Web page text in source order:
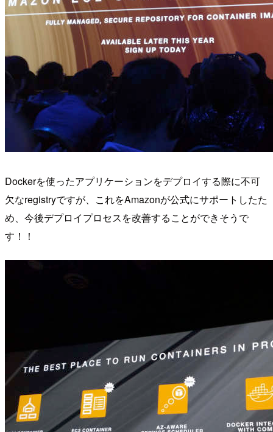
Dockerを使ったアプリケーションをデプロイする際に不可
欠なregistryですが、これをAmazonが公式にサポートしたた
め、今後デプロイプロセスを改善することができそうで
す！！